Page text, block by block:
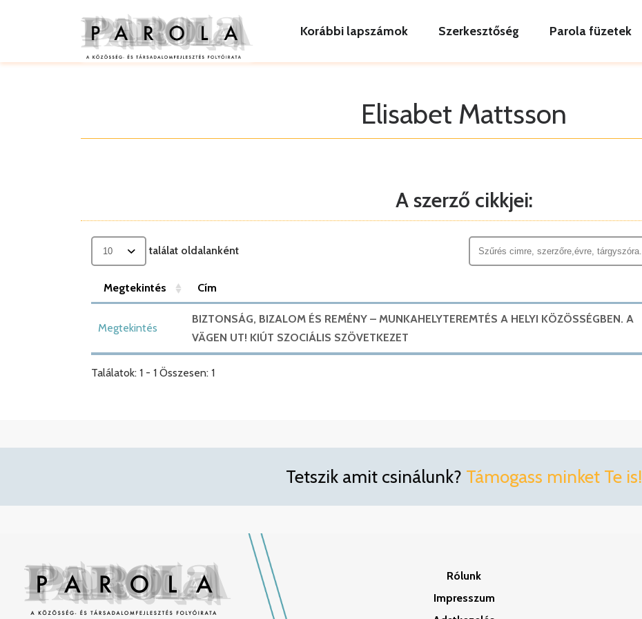
Korábbi lapszámok Szerkesztőség Parola füzetek
Elisabet Mattsson
A szerző cikkjei:
találat oldalanként
Megtekintés Cím
Megtekintés
BIZTONSÁG, BIZALOM ÉS REMÉNY – MUNKAHELYTEREMTÉS A HELYI KÖZÖSSÉGBEN. A
VÄGEN UT! KIÚT SZOCIÁLIS SZÖVETKEZET
Találatok: 1 - 1 Összesen: 1
Tetszik amit csinálunk? Támogass minket Te is!
Rólunk
Impresszum